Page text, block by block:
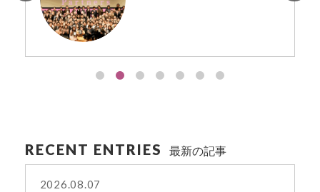
RECENT ENTRIES 最新の記事
2026.08.07